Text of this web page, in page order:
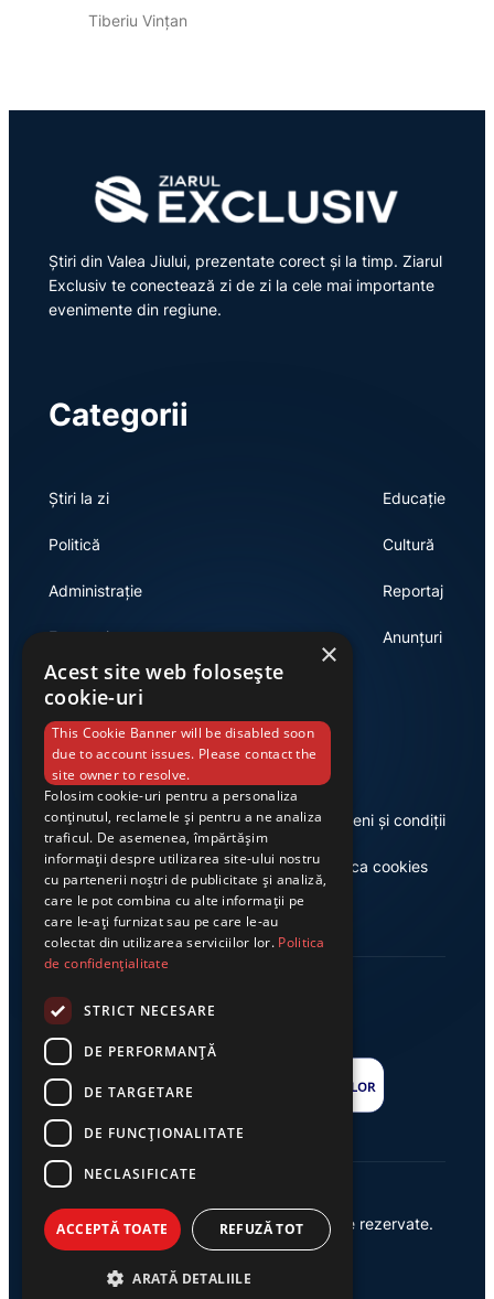
Tiberiu Vințan
Știri din Valea Jiului, prezentate corect și la timp. Ziarul
Exclusiv te conectează zi de zi la cele mai importante
evenimente din regiune.
Categorii
Știri la zi
Politică
Administrație
Economie
Educație
Cultură
Reportaj
Anunțuri
Link-uri utile
Despre noi
Casa de editură Exclusiv
Termeni și condiții
Politica cookies
© 2026 Ziarul Exclusiv – Toate drepturile rezervate.
Powered by {AW}
×
Acest site web folosește
cookie-uri
This Cookie Banner will be disabled soon
due to account issues. Please contact the
site owner to resolve.
Folosim cookie-uri pentru a personaliza
conținutul, reclamele și pentru a ne analiza
traficul. De asemenea, împărtășim
informații despre utilizarea site-ului nostru
cu partenerii noștri de publicitate și analiză,
care le pot combina cu alte informații pe
care le-ați furnizat sau pe care le-au
colectat din utilizarea serviciilor lor. Politica
de confidențialitate
STRICT NECESARE
DE PERFORMANȚĂ
DE TARGETARE
DE FUNCŢIONALITATE
NECLASIFICATE
ACCEPTĂ TOATE REFUZĂ TOT
ARATĂ DETALIILE